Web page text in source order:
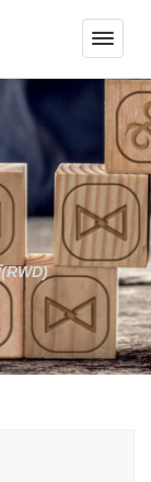
切
換
導
選
單